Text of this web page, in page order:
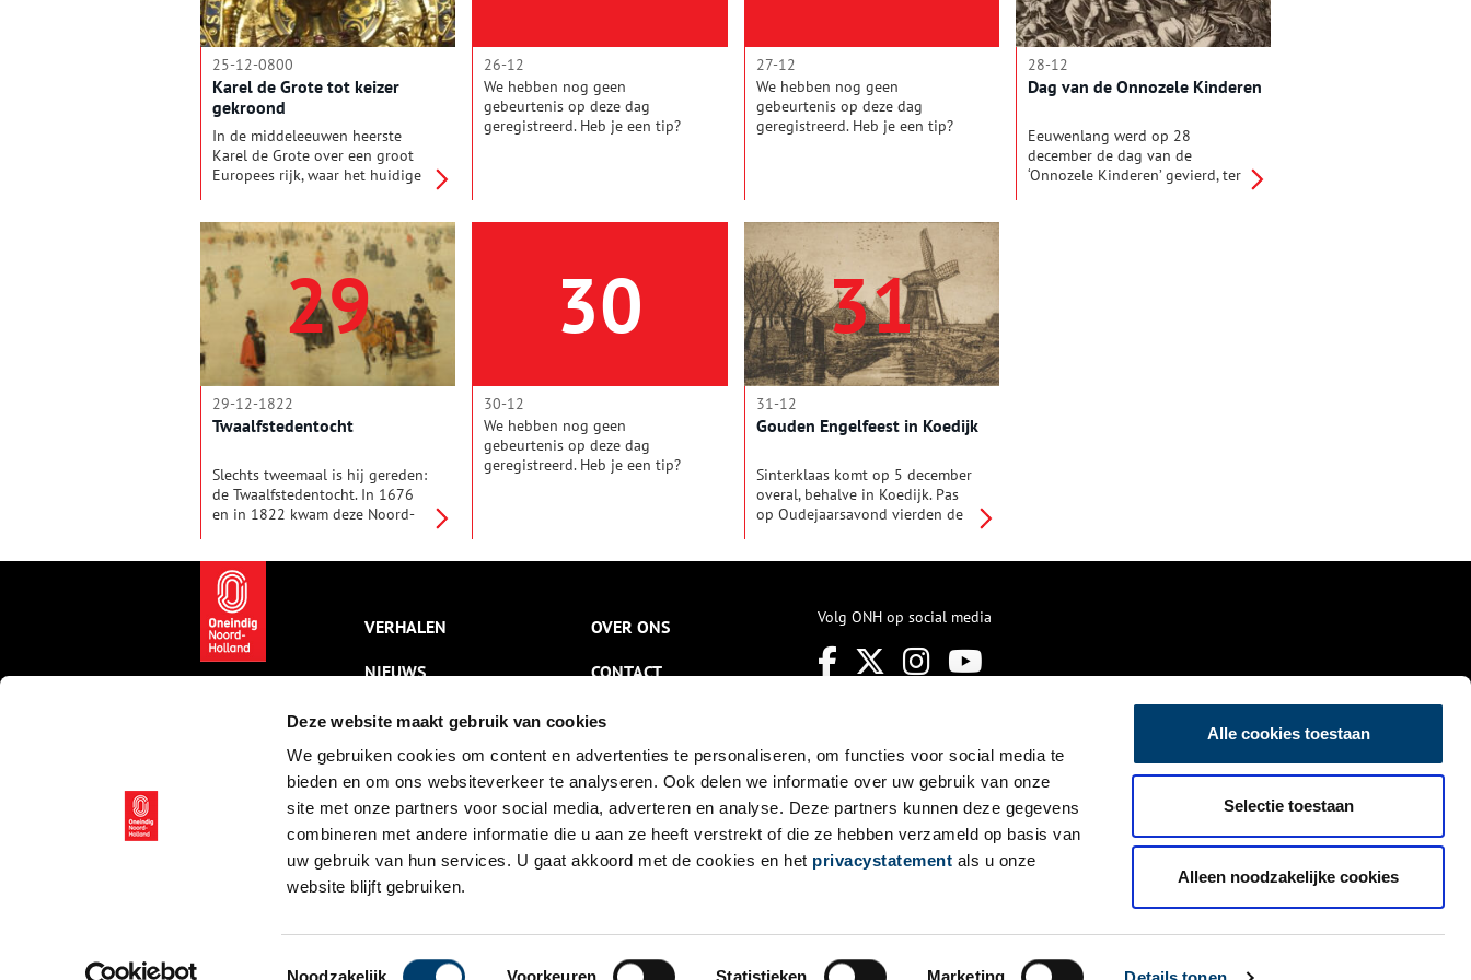
Deze website maakt gebruik van cookies
We gebruiken cookies om content en advertenties te personaliseren, om functies voor social media te
bieden en om ons websiteverkeer te analyseren. Ook delen we informatie over uw gebruik van onze
site met onze partners voor social media, adverteren en analyse. Deze partners kunnen deze gegevens
combineren met andere informatie die u aan ze heeft verstrekt of die ze hebben verzameld op basis van
uw gebruik van hun services. U gaat akkoord met de cookies en het privacystatement als u onze
website blijft gebruiken.
Toestemmingsselectie
Noodzakelijk Voorkeuren Statistieken Marketing
Alle cookies toestaan
Selectie toestaan
Alleen noodzakelijke cookies
arbeiderswoningen in de wijk.
25-12-0800
Karel de Grote tot keizer
gekroond
In de middeleeuwen heerste
Karel de Grote over een groot
Europees rijk, waar het huidige
Karel door de paus tot keizer
over het Westen gekroond.
26-12
We hebben nog geen
gebeurtenis op deze dag
geregistreerd. Heb je een tip?
27-12
We hebben nog geen
gebeurtenis op deze dag
geregistreerd. Heb je een tip?
28-12
Dag van de Onnozele Kinderen
Eeuwenlang werd op 28
december de dag van de
‘Onnozele Kinderen’ gevierd, ter
29
29-12-1822
Twaalfstedentocht
Slechts tweemaal is hij gereden:
de Twaalfstedentocht. In 1676
en in 1822 kwam deze Noord-
Weesp, Naarden, Muiden,
Monnikendam, Edam, Purmerend,
Hoorn, Enkhuizen, Medemblik en
Alkmaar.
30
30-12
We hebben nog geen
gebeurtenis op deze dag
geregistreerd. Heb je een tip?
31
31-12
Gouden Engelfeest in Koedijk
Sinterklaas komt op 5 december
overal, behalve in Koedijk. Pas
op Oudejaarsavond vierden de
VERHALEN
NIEUWS
KALENDER
THEMA’S
ACTIVITEITEN
VIDEO’S
OVER ONS
CONTACT
NIEUWSBRIEF
DISCLAIMER
PRIVACY
TOEGANKELIJKHEID
Volg ONH op social media